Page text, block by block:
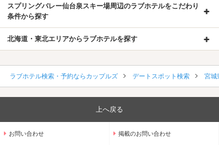
スプリングバレー仙台泉スキー場周辺のラブホテルをこだわり
条件から探す
北海道・東北エリアからラブホテルを探す
ラブホテル検索・予約ならカップルズ デートスポット検索 宮城
上へ戻る
お問い合わせ 掲載のお問い合わせ